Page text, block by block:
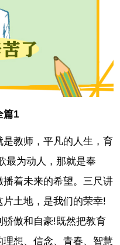
篇1
教师，平凡的人生，育
最为动人，那就是奉
着未来的希望。三尺讲
土地，是我们的荣幸!
傲和自豪!既然把教育
想、信念、青春、智慧